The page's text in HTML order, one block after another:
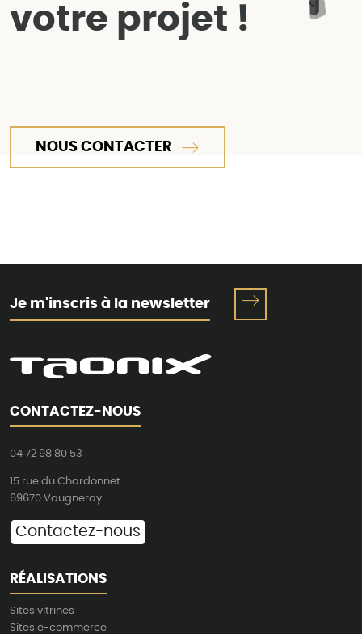
votre projet !
NOUS CONTACTER
Je m'inscris à la newsletter
CONTACTEZ-NOUS
04 72 98 80 53
15 rue du Chardonnet
69670 Vaugneray
Contactez-nous
RÉALISATIONS
Sites vitrines
Sites e-commerce